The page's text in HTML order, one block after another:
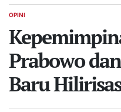
POSTED
OPINI
Prabowo
Baru